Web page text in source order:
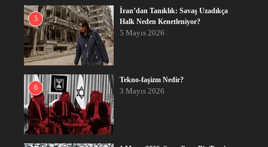
5
İran’dan Tanıklık: Savaş Uzadıkça
Halk Neden Kenetleniyor?
5 Mayıs 2026
6
Tekno-faşizm Nedir?
3 Mayıs 2026